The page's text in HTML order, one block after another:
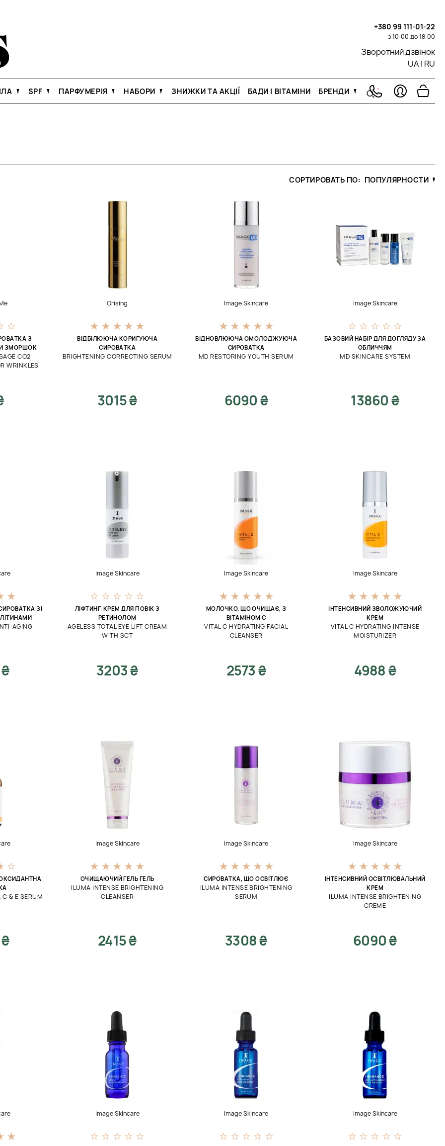
+380 99 111-01-22
з 10:00 до 18:00
Зворотний дзвінок
UA | RU
SPF ПАРФУМЕРІЯ НАБОРИ ЗНИЖКИ ТА АКЦІЇ БАДИ І ВІТАМІНИ БРЕНДИ
СОРТИРОВАТЬ ПО: ПОПУЛЯРНОСТИ
З
ЗМОРШОК
CO2
WRINKLES
Orising
ВІДБІЛЮЮЧА КОРИГУЮЧА
СИРОВАТКА
BRIGHTENING CORRECTING SERUM
3015 ₴
Image Skincare
ВІДНОВЛЮЮЧА ОМОЛОДЖУЮЧА
СИРОВАТКА
MD RESTORING YOUTH SERUM
6090 ₴
Image Skincare
БАЗОВИЙ НАБІР ДЛЯ ДОГЛЯДУ ЗА
ОБЛИЧЧЯМ
MD SKINCARE SYSTEM
13860 ₴
ЗІ
AGING
Image Skincare
ЛІФТИНГ-КРЕМ ДЛЯ ПОВІК З
РЕТИНОЛОМ
AGELESS TOTAL EYE LIFT CREAM
WITH SCT
3203 ₴
Image Skincare
МОЛОЧКО, ЩО ОЧИЩАЄ, З
ВІТАМІНОМ C
VITAL C HYDRATING FACIAL
CLEANSER
2573 ₴
Image Skincare
ІНТЕНСИВНИЙ ЗВОЛОЖУЮЧИЙ
КРЕМ
VITAL C HYDRATING INTENSE
MOISTURIZER
4988 ₴
C & E SERUM
Image Skincare
ОЧИЩАЮЧИЙ ГЕЛЬ ГЕЛЬ
ILUMA INTENSE BRIGHTENING
CLEANSER
2415 ₴
Image Skincare
СИРОВАТКА, ЩО ОСВІТЛЮЄ
ILUMA INTENSE BRIGHTENING
SERUM
3308 ₴
Image Skincare
ІНТЕНСИВНИЙ ОСВІТЛЮВАЛЬНИЙ
КРЕМ
ILUMA INTENSE BRIGHTENING
CREME
6090 ₴
Image Skincare Image Skincare Image Skincare